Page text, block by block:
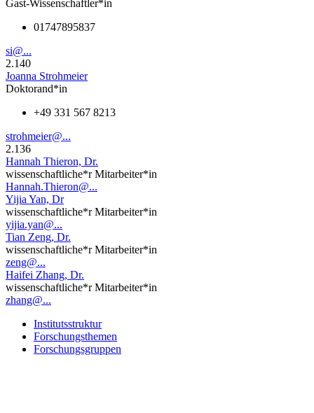
Gast-Wissenschaftler*in
01747895837
si@...
2.140
Joanna Strohmeier
Doktorand*in
+49 331 567 8213
strohmeier@...
2.136
Hannah Thieron, Dr.
wissenschaftliche*r Mitarbeiter*in
Hannah.Thieron@...
Yijia Yan, Dr
wissenschaftliche*r Mitarbeiter*in
yijia.yan@...
Tian Zeng, Dr.
wissenschaftliche*r Mitarbeiter*in
zeng@...
Haifei Zhang, Dr.
wissenschaftliche*r Mitarbeiter*in
zhang@...
Institutsstruktur
Forschungsthemen
Forschungsgruppen